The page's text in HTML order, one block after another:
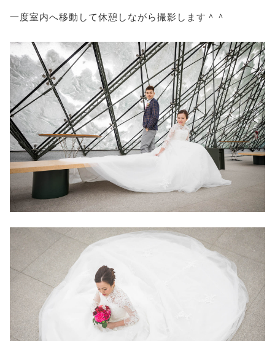
一度室内へ移動して休憩しながら撮影します＾＾